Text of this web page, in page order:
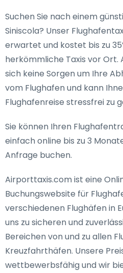
Suchen Sie nach einem
Siniscola? Unser
erwartet und kostet bis zu
herkömmliche Taxis vor
sich keine Sorgen um Ihre
vom Flughafen und kann
Flughafenreise stressfrei zu
Sie können Ihren
einfach online bis zu 3
Anfrage buchen.
Airporttaxis.com ist eine
Buchungswebsite für
verschiedenen Flughäfen in
uns zu sicheren und
Bereichen von und zu allen
Kreuzfahrthäfen. Unsere
wettbewerbsfähig und wir